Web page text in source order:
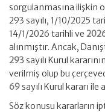
sorgulanmasına ilişkin
293 sayılı, 1/10/2025
14/1/2026 tarihli ve
alınmıştır. Ancak,
293 sayılı Kurul
verilmiş olup bu
69 sayılı Kurul kararı
Söz konusu kararların